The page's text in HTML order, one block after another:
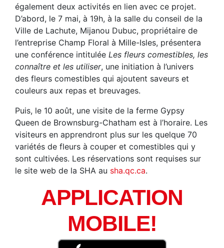
également deux activités en lien avec ce projet.
D’abord, le 7 mai, à 19h, à la salle du conseil de la
Ville de Lachute, Mijanou Dubuc, propriétaire de
l’entreprise Champ Floral à Mille-Isles, présentera
une conférence intitulée Les fleurs comestibles, les
connaître et les utiliser, une initiation à l’univers
des fleurs comestibles qui ajoutent saveurs et
couleurs aux repas et breuvages.
Puis, le 10 août, une visite de la ferme Gypsy
Queen de Brownsburg-Chatham est à l’horaire. Les
visiteurs en apprendront plus sur les quelque 70
variétés de fleurs à couper et comestibles qui y
sont cultivées. Les réservations sont requises sur
le site web de la SHA au sha.qc.ca.
APPLICATION
MOBILE!